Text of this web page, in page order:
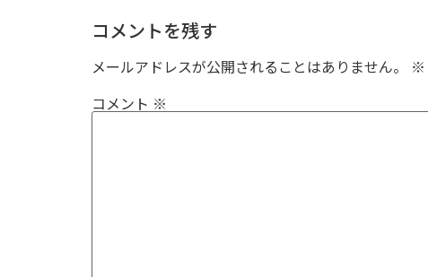
コメントを残す
メールアドレスが公開されることはありません。 ※
コメント ※